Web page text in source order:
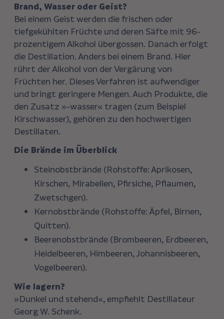
Brand, Wasser oder Geist?
Bei einem Geist werden die frischen oder
tiefgekühlten Früchte und deren Säfte mit 96-
prozentigem Alkohol übergossen. Danach erfolgt
die Destillation. Anders bei einem Brand. Hier
rührt der Alkohol von der Vergärung von
Früchten her. Dieses Verfahren ist aufwendiger
und bringt geringere Mengen. Auch Produkte, die
den Zusatz »-wasser« tragen (zum Beispiel
Kirschwasser), gehören zu den hochwertigen
Destillaten.
Die Brände im Überblick
Steinobstbrände (Rohstoffe: Aprikosen,
Kirschen, Mirabellen, Pfirsiche, Pflaumen,
Zwetschgen).
Kernobstbrände (Rohstoffe: Äpfel, Birnen,
Quitten).
Beerenobstbrände (Brombeeren, Erdbeeren,
Heidelbeeren, Himbeeren, Johannisbeeren,
Vogelbeeren).
Wie lagern?
»Dunkel und stehend«, empfiehlt Destillateur
Georg W. Schenk.